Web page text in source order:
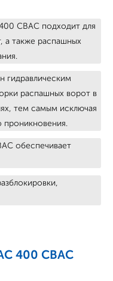
CBAC подходит для
а также распашных
гидравлическим
распашных ворот в
тем самым исключая
проникновения.
обеспечивает
400 CBAC